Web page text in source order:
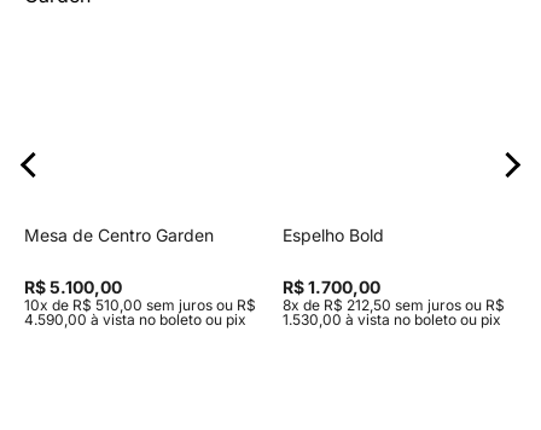
Mesa de Centro Garden
R$ 5.100,00
10x de R$ 510,00 sem juros ou R$
4.590,00 à vista no boleto ou pix
Espelho Bold
R$ 1.700,00
8x de R$ 212,50 sem juros ou R$
1.530,00 à vista no boleto ou pix